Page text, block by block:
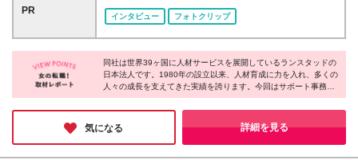
給） ・資格取得支援 ■昇給：年1回
地域や希望を考慮 ★将来的にリモートワーク可能な
プロジェクトも！ （在宅勤務/在宅ワーク/テレワー
ク） ◆研修はオンラインで実施 ◆転居を伴う転勤な
し ◆本求人は無期雇用派遣の募集です ＜＊「無期雇
用派遣」ってどんな働き方？＊＞ “ランスタッドの無
期雇用スタッフ”（＝雇用期間の定めなし） として、
大手企業で活躍いただく働き方です。 研修・専任サ
は大手で経験を積み、将来的には配属先での 直接雇
用（社員登用）を目指すことも可能です！ 【本社】
PR
インタビュー フォトクリップ
同社は世界39ヶ国に人材サービスを展開しているランスタッドの
日本法人です。1980年の設立以来、人材育成に力を入れ、多くの
人々の成長を支えてきた実績を誇ります。今回はサポート事務職
の募集ということですが、入社後は基礎からしっかり教えてもら
える研修制度が用意されているそうで、事務の経験や知識は問わ
ないとのこと。世界的な企業を舞台に、新たにスタートするチャ
ンスです！
気になる 詳細を見る